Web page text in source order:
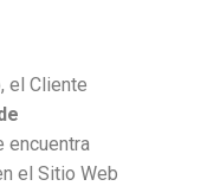
el Cliente
encuentra
el Sitio Web